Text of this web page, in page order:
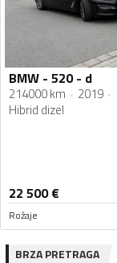
BMW - 520 - d
214000 km
2019
Hibrid dizel
22 500€
Rožaje
BRZA PRETRAGA